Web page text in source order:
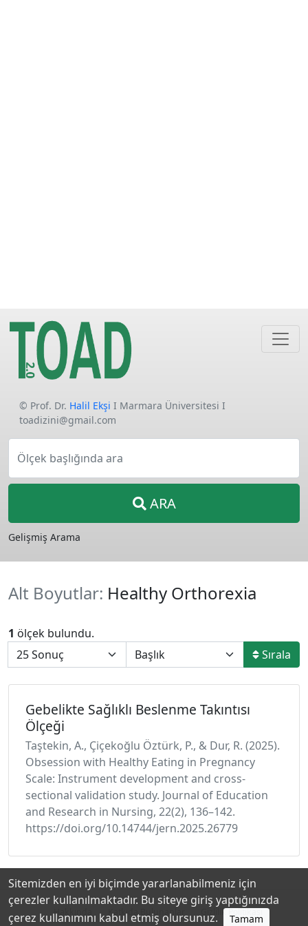
© Prof. Dr. Halil Ekşi I Marmara Üniversitesi I
toadizini@gmail.com
Ölçek başlığında ara
ARA
Gelişmiş Arama
Alt Boyutlar: Healthy Orthorexia
1 ölçek bulundu.
Sırala
Gebelikte Sağlıklı Beslenme Takıntısı
Ölçeği
Taştekin, A., Çiçekoğlu Öztürk, P., & Dur, R. (2025).
Obsession with Healthy Eating in Pregnancy
Scale: Instrument development and cross-
sectional validation study. Journal of Education
and Research in Nursing, 22(2), 136–142.
https://doi.org/10.14744/jern.2025.26779
Hakkında Katkıda Bulunanlar Gizlilik Politikası
Sitemizden en iyi biçimde yararlanabilmeniz için
çerezler kullanılmaktadır. Bu siteye giriş yaptığınızda
çerez kullanımını kabul etmiş olursunuz.
Tamam